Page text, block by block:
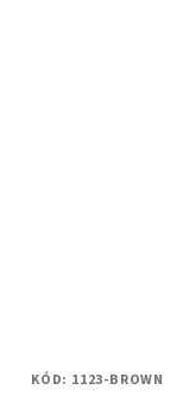
KÓD: 1123-BROWN